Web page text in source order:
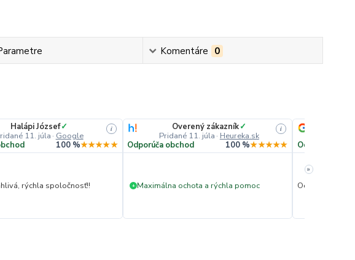
Komentáre 0
Halápi József✓
11. júla · Google
i
100 %★★★★★
rýchla spoločnosť!!
Overený zákazník✓
Pridané 11. júla · Heureka.sk
i
Odporúča obchod 100 %★★★★★
+ Maximálna ochota a rýchla pomoc
Odporúča
Ochota pomôcť.
»